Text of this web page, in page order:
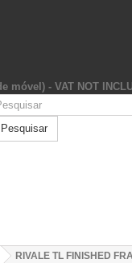
móvel) - VAT NOT
Pesquisar
RIVALE TL FINISHED